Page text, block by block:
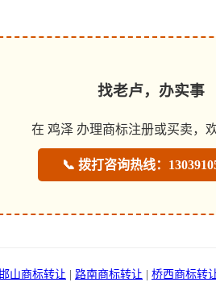
找老卢，办实事
在 鸡泽 办理商标注册或买卖，
📞 拨打咨询热线：
山商标转让 路南商标转让 桥西商标转